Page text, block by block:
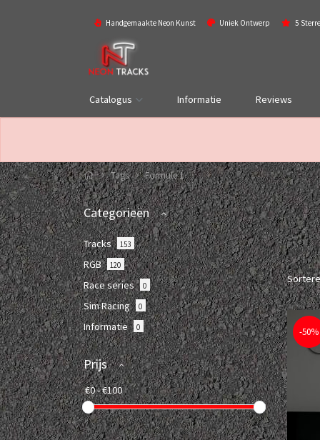
Handgemaakte Neon Kunst Uniek Ontwerp 5
Catalogus Informatie Reviews
Tags Formule 1
Categorieën
Tracks 153
RGB 120
Race series 0
Sim Racing 0
Informatie 0
Prijs
-50%